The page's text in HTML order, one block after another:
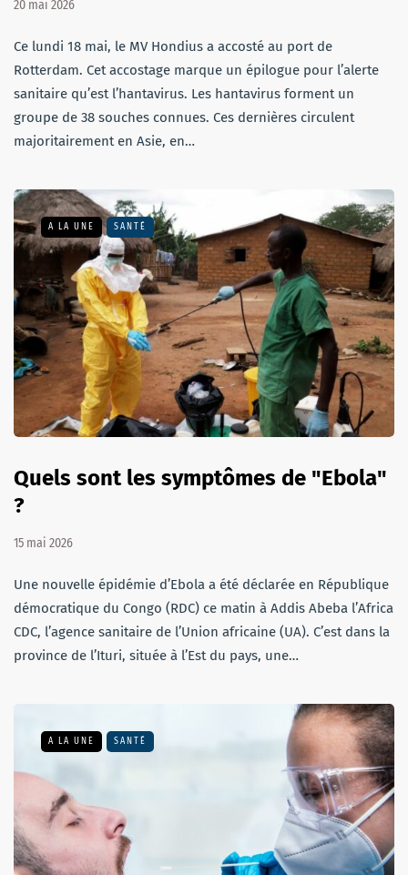
20 mai 2026
Ce lundi 18 mai, le MV Hondius a accosté au port de
Rotterdam. Cet accostage marque un épilogue pour l’alerte
sanitaire qu’est l’hantavirus. Les hantavirus forment un
groupe de 38 souches connues. Ces dernières circulent
majoritairement en Asie, en…
A LA UNE SANTÉ
Quels sont les symptômes de "Ebola"
?
15 mai 2026
Une nouvelle épidémie d’Ebola a été déclarée en République
démocratique du Congo (RDC) ce matin à Addis Abeba l’Africa
CDC, l’agence sanitaire de l’Union africaine (UA). C’est dans la
province de l’Ituri, située à l’Est du pays, une…
A LA UNE SANTÉ